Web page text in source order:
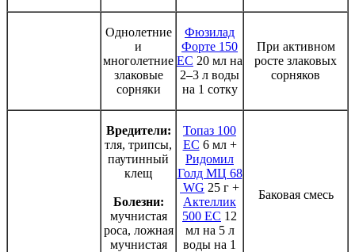
Однолетние
и
многолетние
злаковые
сорняки
Фюзилад
Форте 150
ЕС 20 мл на
2–3 л воды
на 1 сотку
При активном
росте злаковых
сорняков
Вредители:
тля, трипсы,
паутинный
клещ
Болезни:
мучнистая
роса, ложная
мучнистая
Топаз 100
ЕС 6 мл +
Ридомил
Голд МЦ 68
WG 25 г +
Актеллик
500 ЕС 12
мл на 5 л
воды на 1
Баковая смесь